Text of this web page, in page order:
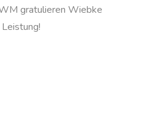
gratulieren Wiebke